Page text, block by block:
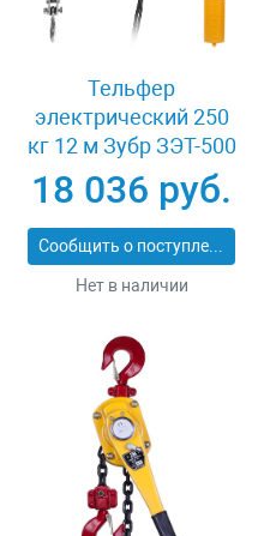
Тельфер
электрический 250
кг 12 м Зубр ЗЭТ-500
18 036 руб.
Сообщить о поступлении
Нет в наличии